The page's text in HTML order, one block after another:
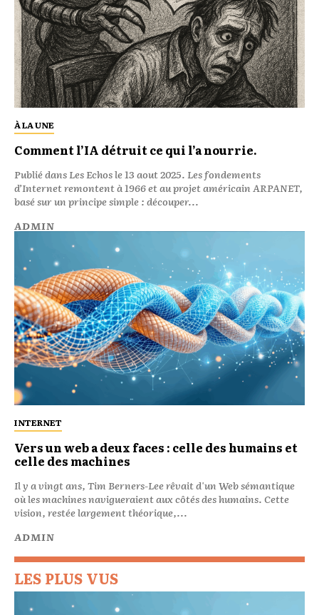
À LA UNE
Comment l’IA détruit ce qui l’a nourrie.
Publié dans Les Echos le 13 aout 2025. Les fondements
d’Internet remontent à 1966 et au projet américain ARPANET,
basé sur un principe simple : découper...
ADMIN
INTERNET
Vers un web a deux faces : celle des humains et
celle des machines
Il y a vingt ans, Tim Berners-Lee rêvait d'un Web sémantique
où les machines navigueraient aux côtés des humains. Cette
vision, restée largement théorique,...
ADMIN
LES PLUS VUS